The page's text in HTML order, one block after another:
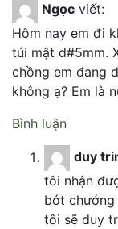
Ngọc viết:
Hôm nay em đi
túi mật d#5mm.
chồng em đang
không ạ? Em là
Bình luận
duy
tôi nhận
bớt
tôi sẽ duy